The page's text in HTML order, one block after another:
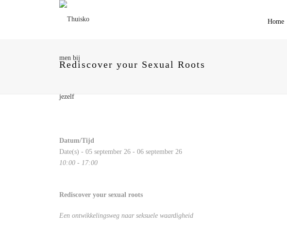
Home
Rediscover your Sexual Roots
Datum/Tijd
Date(s) - 05 september 26 - 06 september 26
10:00 - 17:00
Rediscover your sexual roots
Een ontwikkelingsweg naar seksuele waardigheid